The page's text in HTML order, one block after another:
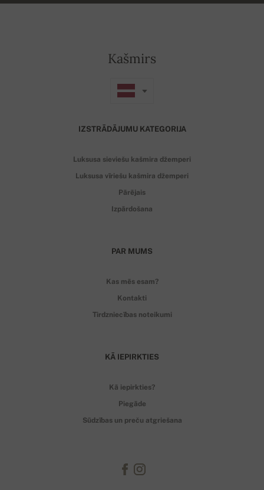
Kašmirs
IZSTRĀDĀJUMU KATEGORIJA
Luksusa sieviešu kašmira džemperi
Luksusa vīriešu kašmira džemperi
Pārējais
Izpārdošana
PAR MUMS
Kas mēs esam?
Kontakti
Tirdzniecības noteikumi
KĀ IEPIRKTIES
Kā iepirkties?
Piegāde
Sūdzības un preču atgriešana